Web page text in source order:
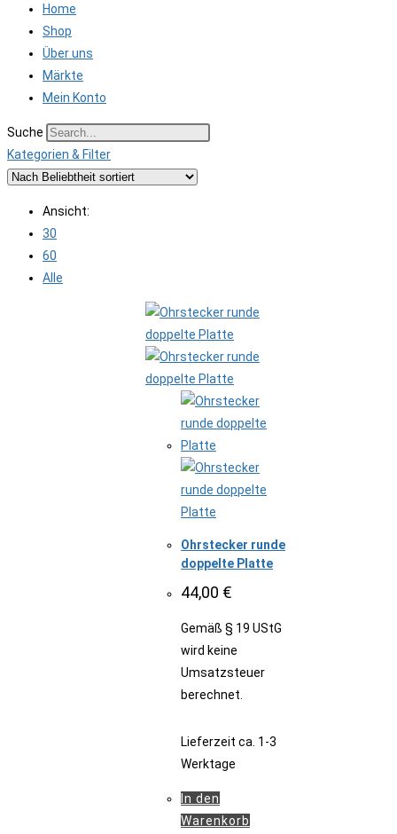
Home
Shop
Über uns
Märkte
Mein Konto
Suche
Kategorien & Filter
Ansicht:
30
60
Alle
Ohrstecker runde
doppelte Platte
44,00 €
Gemäß § 19 UStG
wird keine
Umsatzsteuer
berechnet.
Lieferzeit ca. 1-3
Werktage
In den
Warenkorb